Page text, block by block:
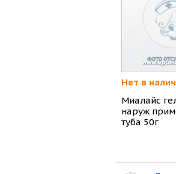
Нет в
Миалайс
наруж
туба 50г